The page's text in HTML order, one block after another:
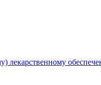
лекарственному